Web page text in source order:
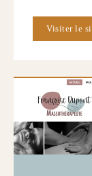
Visiter le